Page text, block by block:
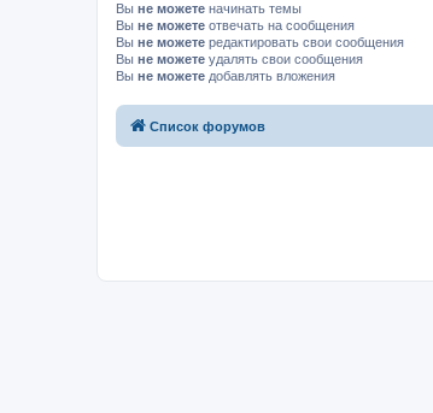
Вы не можете начинать темы
Вы не можете отвечать на сообщения
Вы не можете редактировать свои сообщения
Вы не можете удалять свои сообщения
Вы не можете добавлять вложения
Список форумов